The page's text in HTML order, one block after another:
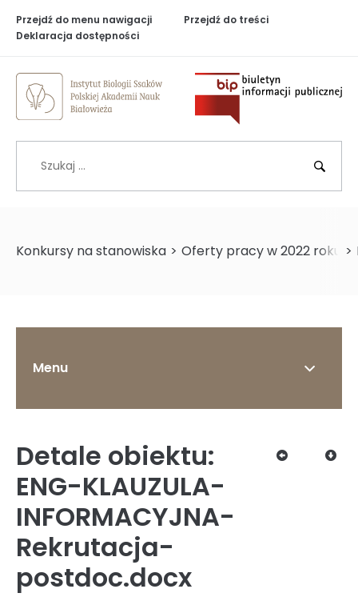
Przejdź do menu nawigacji
Przejdź do treści
Deklaracja dostępności
Biuletyn
Szukaj
>
Konkursy na stanowiska > Oferty pracy w 2022 roku >
Menu
O Instytucie
Status prawny
Detale obiektu:
ENG-KLAUZULA-
INFORMACYJNA-
Rekrutacja-
postdoc.docx